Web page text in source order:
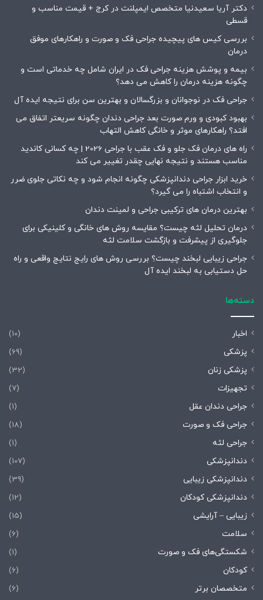
دکتر آریا سعیدنیا متخصص ایمپلنت در کرج + قیمت مناسب و
قسطی
بررسی کیس های پیچیده جراحی فک و صورت و راهکارهای موفق
درمان
بیمه و پوشش هزینه جراحی فک در ایران شامل چه خدماتی است و
چگونه هزینه درمان را کاهش می دهد؟
جراحی فک در نوجوانان و بزرگسالان و بهترین سن برای نتیجه ایده آل
بهبود کبودی و ورم صورت بعد جراحی دندان چگونه سریعتر اتفاق می
افتد؟ راهکارهای موثر و خانگی کاهش التهاب
راه های درمان فک جلو و فک عقب با جراحی 2026 | چه کسانی کاندید
مناسب هستند و نتیجه نهایی چقدر تغییر می کند
خرید ابزار جراحی دندانپزشکی چگونه انجام شود و چه نکاتی جلوی ضرر
و انتخاب اشتباه را می گیرد؟
بهترین درمان های ترکیبی جراحی و لمینت دندان
درمان تحلیل لثه چیست؟ مقایسه روش های خانگی و کلینیکی برای
جلوگیری از پیشرفت و بازگشت سلامت لثه
جراحی زیبایی لبخند چیست؟ بررسی روش های رایج نتایج واقعی و راه
حل دستیابی به لبخند ایده آل
دسته‌ها
اخبار
(10)
پزشکی
(69)
پزشکی زنان
(32)
تجهیزات
(7)
جراحی دندان عقل
(1)
جراحی فک و صورت
(18)
جراحی لثه
(1)
دندانپزشکی
(107)
دندانپزشکی زیبایی
(39)
دندانپزشکی کودکان
(12)
زیبایی – آرایشی
(15)
سلامت
(6)
شکستگی‌های فک و صورت
(1)
کودکان
(6)
متخصصان برتر
(6)